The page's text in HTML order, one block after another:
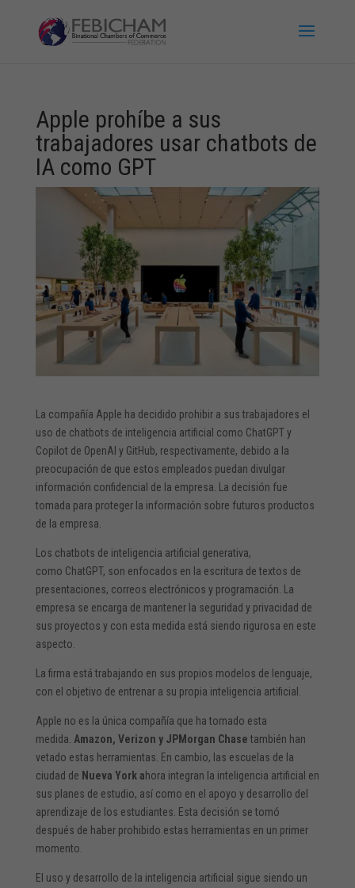
Apple prohíbe a sus
trabajadores usar chatbots de
IA como GPT
La compañía Apple ha decidido prohibir a sus trabajadores el
uso de chatbots de inteligencia artificial como ChatGPT y
Copilot de OpenAI y GitHub, respectivamente, debido a la
preocupación de que estos empleados puedan divulgar
información confidencial de la empresa. La decisión fue
tomada para proteger la información sobre futuros productos
de la empresa.
Los chatbots de inteligencia artificial generativa,
como ChatGPT, son enfocados en la escritura de textos de
presentaciones, correos electrónicos y programación. La
empresa se encarga de mantener la seguridad y privacidad de
sus proyectos y con esta medida está siendo rigurosa en este
aspecto.
La firma está trabajando en sus propios modelos de lenguaje,
con el objetivo de entrenar a su propia inteligencia artificial.
Apple no es la única compañía que ha tomado esta
medida. Amazon, Verizon y JPMorgan Chase también han
vetado estas herramientas. En cambio, las escuelas de la
ciudad de Nueva York ahora integran la inteligencia artificial en
sus planes de estudio, así como en el apoyo y desarrollo del
aprendizaje de los estudiantes. Esta decisión se tomó
después de haber prohibido estas herramientas en un primer
momento.
El uso y desarrollo de la inteligencia artificial sigue siendo un